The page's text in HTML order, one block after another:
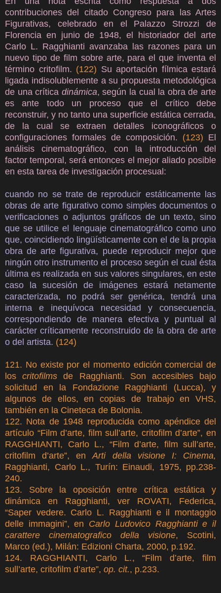
contribuciones del citado Congreso para las Artes
Figurativas, celebrado en el Palazzo Strozzi de
Florencia en junio de 1948, el historiador del arte
Carlo L. Ragghianti avanzaba las razones para un
nuevo tipo de film sobre arte, para el que inventa el
término critofilm. (122) Su aportación fílmica estará
ligada indisolublemente a su propuesta metodológica
de una crítica dinámica, según la cual la obra de arte
es ante todo un proceso que el crítico debe
reconstruir, y no tanto una superficie estática cerrada,
de la cual se extraen detalles iconográficos o
configuraciones formales de composición. (123) El
análisis cinematográfico, con la introducción del
factor temporal, será entonces el mejor aliado posible
en esta tarea de investigación procesual:
cuando no se trate de reproducir estáticamente las
obras de arte figurativo como simples documentos o
verificaciones o adjuntos gráficos de un texto, sino
que se utilice el lenguaje cinematográfico como uno
que, coincidiendo lingüísticamente con el de la propia
obra de arte figurativa, puede reproducir mejor que
ningún otro instrumento el proceso según el cual ésta
última es realizada en sus valores singulares, en este
caso la sucesión de imágenes estará netamente
caracterizada, no podrá ser genérica, tendrá una
interna e inequívoca necesidad y consecuencia,
correspondiendo de manera efectiva y puntual al
carácter críticamente reconstruido de la obra de arte
o del artista. (124)
121. No existe por el momento edición comercial de
loscritofilms de Ragghianti. Son accesibles bajo
solicitud en la Fondazione Ragghianti (Lucca), y
algunos de ellos, en copias de trabajo en VHS,
también en la Cineteca de Bolonia.
122. Nota de 1948 reproducida como apéndice del
artículo “Film d’arte, film sull’arte, critofilm d’arte”, en
RAGGHIANTI, Carlo L., “Film d’arte, film sull’arte,
critofilm d’arte”, enArti della visione I: Cinema,
Ragghianti, Carlo L., Turín: Einaudi, 1975, pp.238-
240.
123. Sobre la oposición entre crítica estática y
dinámica en Ragghianti, ver ROVATI, Federica,
“Saper vedere. Carlo L. Ragghianti e il montaggio
delle immagini”, en Carlo Ludovico Ragghianti e il
carattere cinematografico della visione, Scotini,
Marco (ed.), Milán: Edizioni Charta, 2000, p.192.
124. RAGGHIANTI, Carlo L., “Film d’arte, film
sull’arte, critofilm d’arte”, op. cit., p.233.